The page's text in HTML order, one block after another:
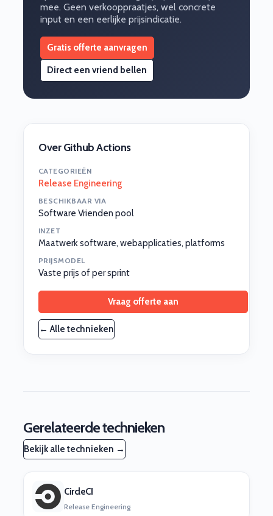
mee. Geen verkooppraatjes, wel concrete
input en een eerlijke prijsindicatie.
Gratis offerte aanvragen
Direct een vriend bellen
Over Github Actions
CATEGORIEËN
Release Engineering
BESCHIKBAAR VIA
Software Vrienden pool
INZET
Maatwerk software, webapplicaties, platforms
PRIJSMODEL
Vaste prijs of per sprint
Vraag offerte aan
← Alle technieken
Gerelateerde technieken
Bekijk alle technieken →
CircleCI
Release Engineering